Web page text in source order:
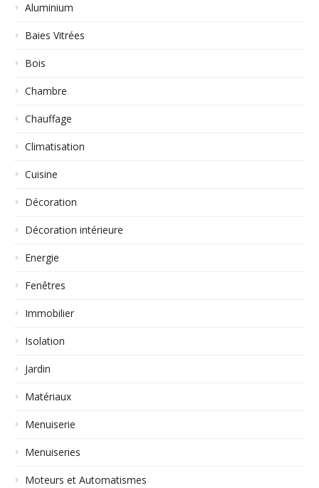
Aluminium
Baies Vitrées
Bois
Chambre
Chauffage
Climatisation
Cuisine
Décoration
Décoration intérieure
Energie
Fenêtres
Immobilier
Isolation
Jardin
Matériaux
Menuiserie
Menuiseries
Moteurs et Automatismes